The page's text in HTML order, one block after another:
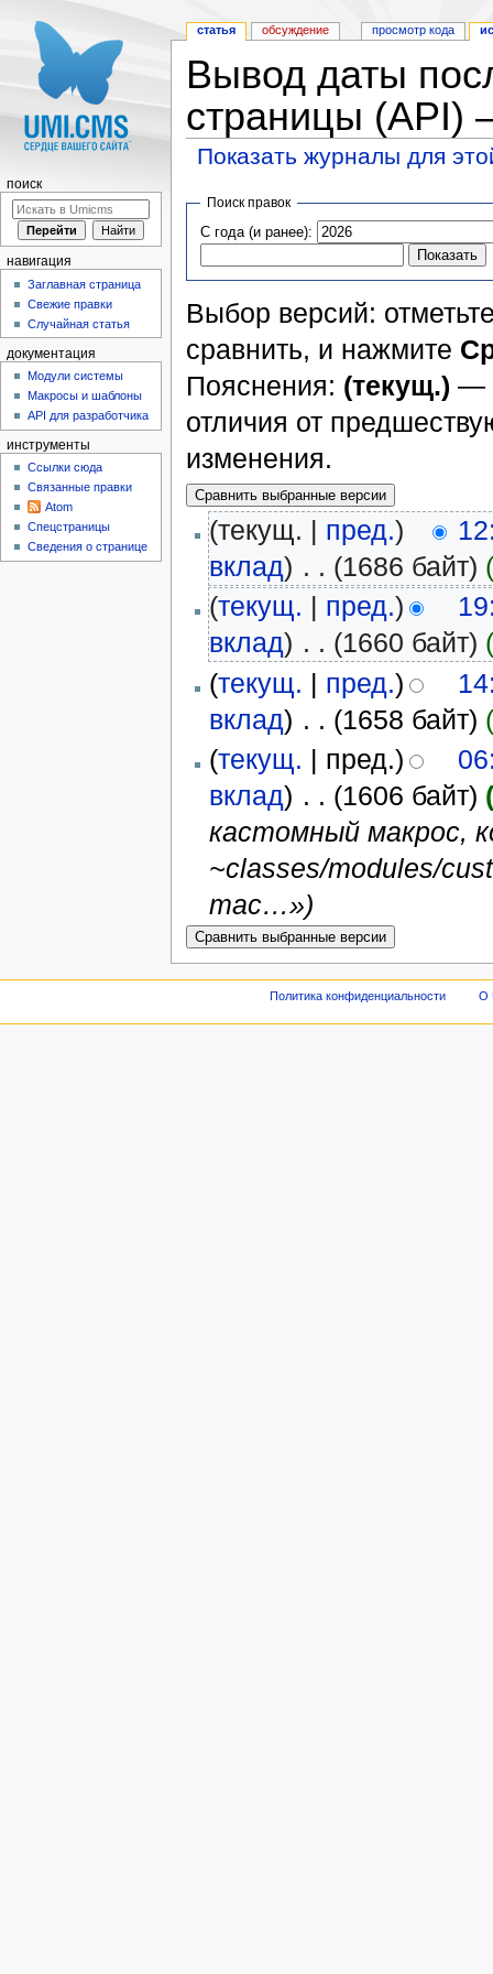
Вывод даты
страницы (API)
Показать журналы для
Поиск правок
С года (и ранее):
Выбор версий:
сравнить, и нажмите
Пояснения: (текущ.) —
отличия от
изменения.
(текущ. | пред.)
вклад) . . (1686 байт)
(текущ. | пред.)
вклад) . . (1660 байт)
(текущ. | пред.)
вклад) . . (1658 байт)
(текущ. | пред.)
вклад) . . (1606 байт)
кастомный макрос,
~classes/modules/
mac…»)
статья обсуждение просмотр кода
поиск
навигация
Заглавная страница
Свежие правки
Случайная статья
документация
Модули системы
Макросы и шаблоны
API для разработчика
инструменты
Ссылки сюда
Связанные правки
Atom
Спецстраницы
Сведения о странице
Политика конфиденциальности О